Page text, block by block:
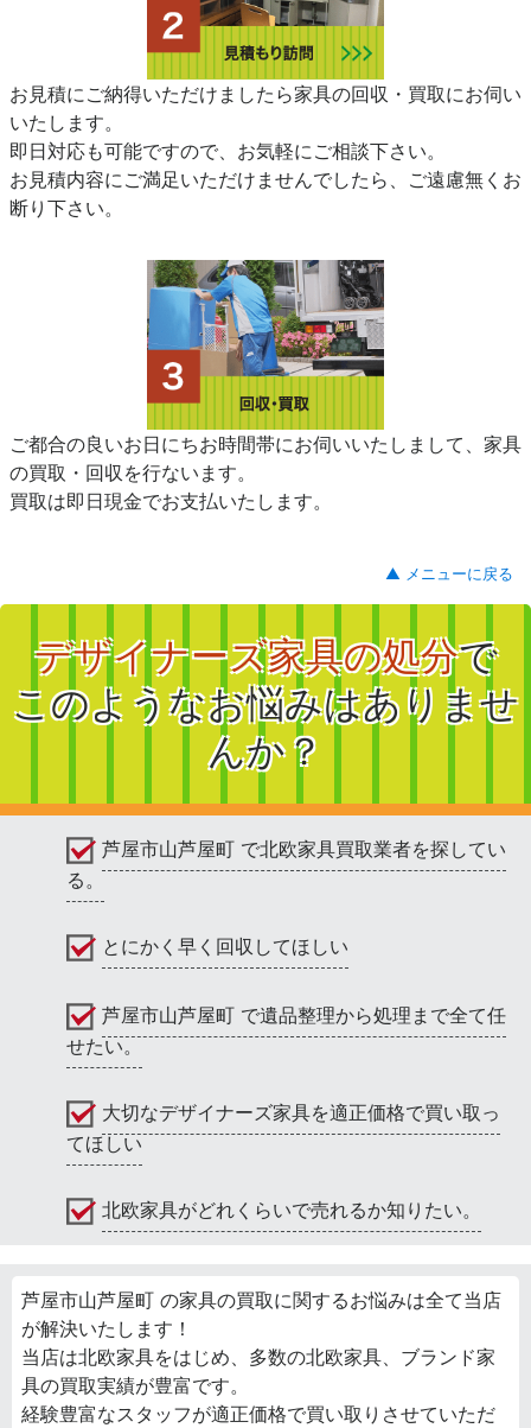
お見積にご納得いただけましたら家具の回収・買取にお伺い
いたします。
即日対応も可能ですので、お気軽にご相談下さい。
お見積内容にご満足いただけませんでしたら、ご遠慮無くお
断り下さい。
ご都合の良いお日にちお時間帯にお伺いいたしまして、家具
の買取・回収を行ないます。
買取は即日現金でお支払いたします。
▲ メニューに戻る
デザイナーズ家具の処分で
このようなお悩みはありませ
んか？
芦屋市山芦屋町 で北欧家具買取業者を探してい
る。
とにかく早く回収してほしい
芦屋市山芦屋町 で遺品整理から処理まで全て任
せたい。
大切なデザイナーズ家具を適正価格で買い取っ
てほしい
北欧家具がどれくらいで売れるか知りたい。
芦屋市山芦屋町 の家具の買取に関するお悩みは全て当店
が解決いたします！
当店は北欧家具をはじめ、多数の北欧家具、ブランド家
具の買取実績が豊富です。
経験豊富なスタッフが適正価格で買い取りさせていただ